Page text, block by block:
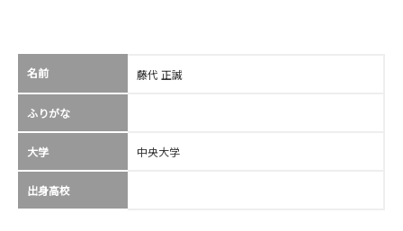
名前 藤代 正誠
ふりがな
大学 中央大学
出身高校